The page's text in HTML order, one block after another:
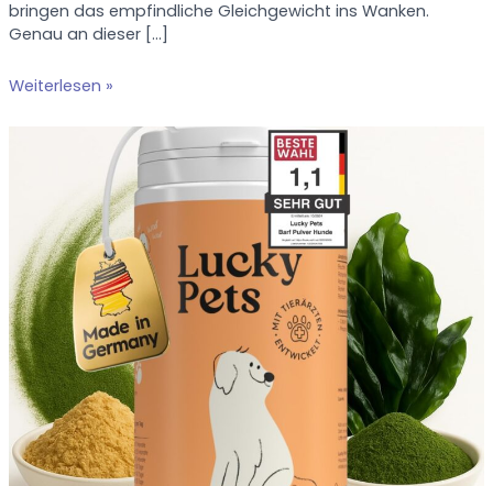
bringen das empfindliche Gleichgewicht ins Wanken.
Genau an dieser […]
Gesunde
Zahnpflege
das
Immunsystem
deines
Hundes
stärkt
Weiterlesen »